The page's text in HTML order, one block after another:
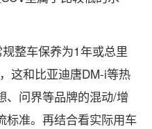
整车保养为1年或总里
这和比亚迪唐DM-i等热
、问界等品牌的混动/增
标准。再结合看实际用车